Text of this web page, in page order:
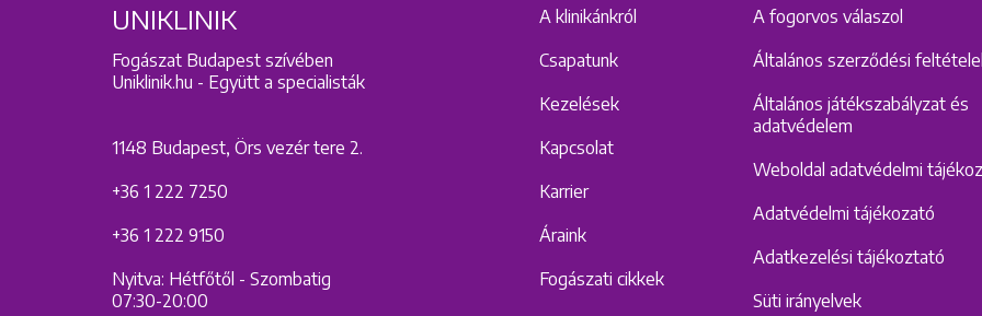
UNIKLINIK
Fogászat Budapest szívében
Uniklinik.hu - Együtt a specialisták
1148 Budapest, Örs vezér tere 2.
+36 1 222 7250
+36 1 222 9150
Nyitva: Hétfőtől - Szombatig
07:30-20:00
A klinikánkról
Csapatunk
Kezelések
Kapcsolat
Karrier
Áraink
Fogászati cikkek
A fogorvos válaszol
Általános szerződési
Általános játékszabályzat és
adatvédelem
Weboldal adatvédelmi
Adatvédelmi tájékozató
Adatkezelési tájékoztató
Süti irányelvek